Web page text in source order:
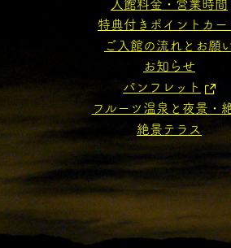
入館料金・営業時間
特典付きポイントカー
ご入館の流れとお願
お知らせ
パンフレット
フルーツ温泉と夜景・
絶景テラス